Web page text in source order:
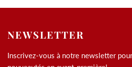
NEWSLETTER
Inscrivez-vous à notre newsletter